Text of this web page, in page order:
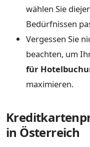
wählen Sie
Bedürfnissen
Vergessen Sie
beachten, um
für
maximieren.
in Österreich